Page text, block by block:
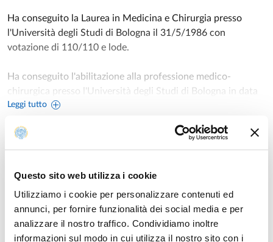
Questo sito web utilizza i cookie
Utilizziamo i cookie per personalizzare contenuti ed
annunci, per fornire funzionalità dei social media e per
analizzare il nostro traffico. Condividiamo inoltre
informazioni sul modo in cui utilizza il nostro sito con i
Leggi tutto
Ha conseguito la Laurea in Medicina e Chirurgia presso
l'Università degli Studi di Bologna il 31/5/1986 con
votazione di 110/110 e lode.
Ha conseguito l'abilitazione alla professione medico-
chirurgica presso l'Università degli Studi di Bologna in data
19/12/1986 110/110.
E' iscritto all'Albo dell'Ordine dei Medici di Bologna dal
23/12/1986.
Ha conseguito la Specializzazione in Chirurgia Vascolare
presso l'Università degli Studi di Bologna il 19/6/1991, con
votazione di 70/70 e lode.
Dal 2/9/1991 è autorizzato a frequentare, per
Incarichi
DIRETTORE DELLA SCUOLA DI SPECIALIZZAZIONE IN
CHIRURGIA VASCOLARE
UNITÀ ORGANIZZATIVA AFFERENTE: